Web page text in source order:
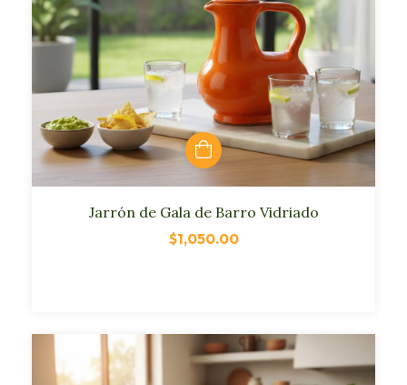
Jarrón de Gala de Barro Vidriado
$1,050.00